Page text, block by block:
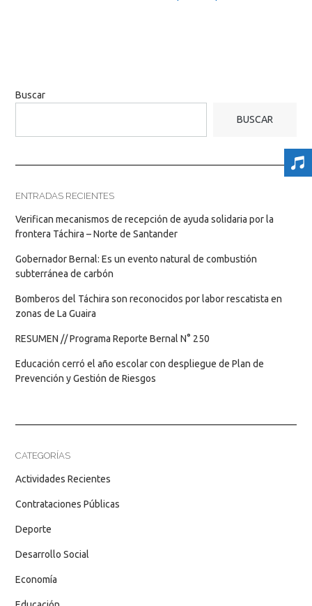
Buscar
BUSCAR
ENTRADAS RECIENTES
Verifican mecanismos de recepción de ayuda solidaria por la
frontera Táchira – Norte de Santander
Gobernador Bernal: Es un evento natural de combustión
subterránea de carbón
Bomberos del Táchira son reconocidos por labor rescatista en
zonas de La Guaira
RESUMEN // Programa Reporte Bernal N° 250
Educación cerró el año escolar con despliegue de Plan de
Prevención y Gestión de Riesgos
CATEGORÍAS
Actividades Recientes
Contrataciones Públicas
Deporte
Desarrollo Social
Economía